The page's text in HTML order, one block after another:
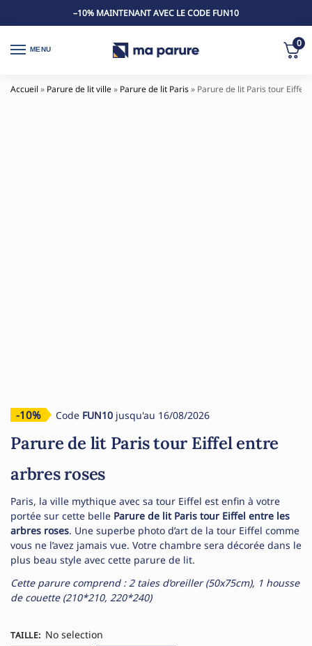
–10% MAINTENANT AVEC LE CODE FUN10
MENU
0
Accueil » Parure de lit ville» Parure de lit Paris» Parure de lit Paris tour Eiffel
-10% Code FUN10 jusqu'au 16/08/2026
Parure de lit Paris tour Eiffel entre
arbres roses
Paris, la ville mythique avec sa tour Eiffel est enfin à votre
portée sur cette belle Parure de lit Paris tour Eiffel entre les
arbres roses. Une superbe photo d’art de la tour Eiffel comme
vous ne l’avez jamais vue. Votre chambre sera décorée dans le
plus beau style avec cette parure de lit.
Cette parure comprend : 2 taies d’oreiller (50x75cm), 1 housse
de couette (210*210, 220*240)
TAILLE: No selection